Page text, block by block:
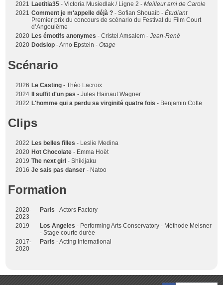
2021 Laetitia35 - Victoria Musiedlak / Ligne 2 -Meilleur ami de Carole
2021 Comment je m'appelle déjà ? - Sofian Shouaib -Étudiant
Premier prix du concours de scénario du Festival du Film Court
d’Angoulême
2020 Les émotifs anonymes - Cristel Amsalem -Jean-René
2020 Dodslop - Arno Epstein -Otage
Scénario
2026 Le Casting - Théo Lacroix
2024 Il suffit d'un pas - Jules Hainaut Wagner
2022 L'homme qui a perdu sa virginité quatre fois - Benjamin Cotte
Clips
2022 Les belles filles - Leslie Medina
2020 Hot Chocolate - Emma Hoët
2019 The next girl - Shikijaku
2016 Je sais pas danser - Natoo
Formation
2020-
2023
Paris - Actors Factory
2019 Los Angeles - Performing Arts Conservatory - Méthode Meisner
- Stage courte durée
2017-
2020
Paris - Acting International